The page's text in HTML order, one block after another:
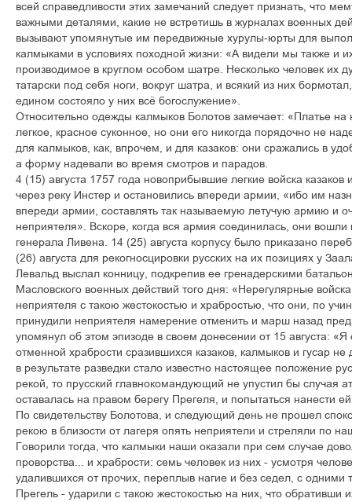
всей справедливости этих замечаний следует признать, что
важными деталями, какие не встретишь в журналах военных
вызывают упомянутые им передвижные хурулы-юрты для
калмыками в условиях походной жизни: «А видели мы также и
производимое в круглом особом шатре. Несколько человек их
татарски под себя ноги, вокруг шатра, и всякий из них
едином состояло у них всё богослужение».
Относительно одежды калмыков Болотов замечает: «Платье
легкое, красное суконное, но они его никогда порядочно не
для калмыков, как, впрочем, и для казаков: они сражались в
а форму надевали во время смотров и парадов.
4 (15) августа 1757 года новоприбывшие легкие войска
через реку Инстер и остановились впереди армии, «ибо им
впереди армии, составлять так называемую летучую армию и
неприятеля». Вскоре, когда вся армия соединилась, они вошли
генерала Ливена. 14 (25) августа корпусу было приказано
(26) августа для рекогносцировки русских на их позициях у
Левальд выслал конницу, подкрепив ее гренадерскими
Масловского военных действий того дня: «Нерегулярные
неприятеля с такою жестокостью и храбростью, что они, по
принудили неприятеля намерение отменить и марш назад
упомянул об этом эпизоде в своем донесении от 15 августа: «Я
отменной храбрости сразившихся казаков, калмыков и гусар
в результате разведки стало известно настоящее положение
рекой, то прусский главнокомандующий не упустил бы случая
оставалась на правом берегу Прегеля, и попытаться нанести
По свидетельству Болотова, и следующий день не прошел
рекою в близости от лагеря опять неприятели и стреляли по
Говорили тогда, что калмыки наши оказали при сем случае
проворства... и храбрости: семь человек из них - усмотря
удалившихся от прочих, переплыв нагие и без седел, с одними
Прегель - ударили с такою жестокостью на них, что обративши